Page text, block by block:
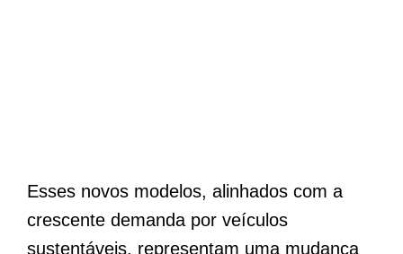
Esses novos modelos, alinhados com a
crescente demanda por veículos
sustentáveis, representam uma mudança